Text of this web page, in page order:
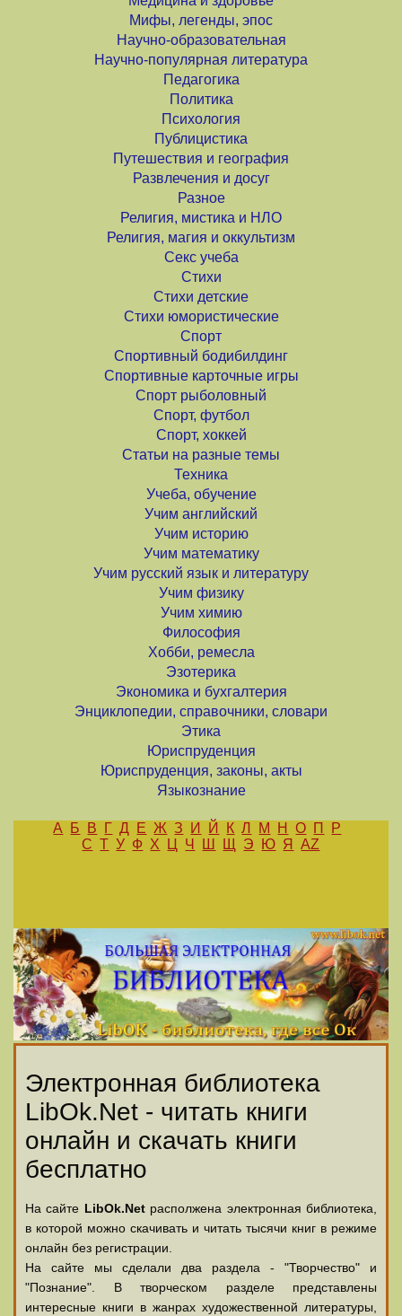
Мифы, легенды, эпос
Научно-образовательная
Научно-популярная литература
Педагогика
Политика
Психология
Публицистика
Путешествия и география
Развлечения и досуг
Разное
Религия, мистика и НЛО
Религия, магия и оккультизм
Секс учеба
Стихи
Стихи детские
Стихи юмористические
Спорт
Спортивный бодибилдинг
Спортивные карточные игры
Спорт рыболовный
Спорт, футбол
Спорт, хоккей
Статьи на разные темы
Техника
Учеба, обучение
Учим английский
Учим историю
Учим математику
Учим русский язык и литературу
Учим физику
Учим химию
Философия
Хобби, ремесла
Эзотерика
Экономика и бухгалтерия
Энциклопедии, справочники, словари
Этика
Юриспруденция
Юриспруденция, законы, акты
Языкознание
А Б В Г Д Е Ж З И Й К Л М Н О П
Р
С Т У Ф Х Ц Ч Ш Щ Э Ю Я AZ
Электронная библиотека
LibOk.Net - читать книги
онлайн и скачать книги
бесплатно
На сайте LibOk.Netрасполжена электронная библиотека,
в которой можно скачивать и читать тысячи книг в режиме
онлайн без регистрации.
На сайте мы сделали два раздела - "Творчество" и
"Познание". В творческом разделе представлены
интересные книги в жанрах художественной литературы,